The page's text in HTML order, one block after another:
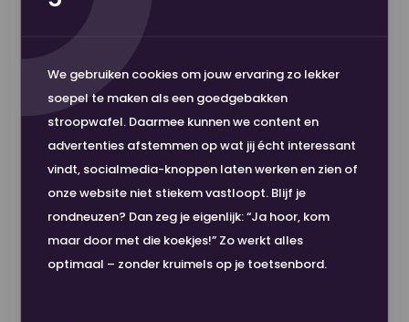
We gebruiken cookies om jouw ervaring zo lekker
soepel te maken als een goedgebakken
stroopwafel. Daarmee kunnen we content en
advertenties afstemmen op wat jij écht interessant
vindt, socialmedia-knoppen laten werken en zien of
onze website niet stiekem vastloopt. Blijf je
rondneuzen? Dan zeg je eigenlijk: “Ja hoor, kom
maar door met die koekjes!” Zo werkt alles
optimaal – zonder kruimels op je toetsenbord.
Canon Inktcartridge PFI-2700 MBK Mat
Zwart
€ 225,00
excl. BTW In winkelwagen